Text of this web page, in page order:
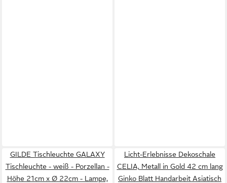
GILDE Tischleuchte GALAXY
Tischleuchte - weiß - Porzellan -
Höhe 21cm x Ø 22cm - Lampe,
Licht-Erlebnisse Dekoschale
CELIA, Metall in Gold 42 cm lang
Ginko Blatt Handarbeit Asiatisch